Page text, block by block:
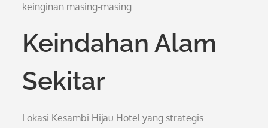
keinginan masing-masing.
Keindahan Alam
Sekitar
Lokasi Kesambi Hijau Hotel yang strategis